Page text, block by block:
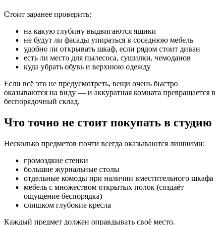
Стоит заранее проверить:
на какую глубину выдвигаются ящики
не будут ли фасады упираться в соседнюю мебель
удобно ли открывать шкаф, если рядом стоит диван
есть ли место для пылесоса, сушилки, чемоданов
куда убрать обувь и верхнюю одежду
Если всё это не предусмотреть, вещи очень быстро
оказываются на виду — и аккуратная комната превращается в
беспорядочный склад.
Что точно не стоит покупать в студию
Несколько предметов почти всегда оказываются лишними:
громоздкие стенки
большие журнальные столы
отдельные комоды при наличии вместительного шкафа
мебель с множеством открытых полок (создаёт
ощущение беспорядка)
слишком глубокие кресла
Каждый предмет должен оправдывать своё место.